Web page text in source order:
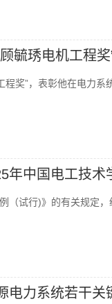
毓琇电机工程奖
奖”，表彰他在电力系
年中国电工技术
（试行)》的有关规定，
电力系统若干关